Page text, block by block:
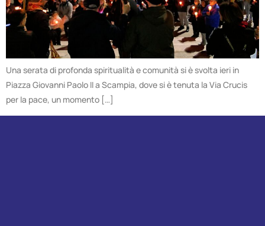
Una serata di profonda spiritualità e comunità si è svolta ieri in
Piazza Giovanni Paolo II a Scampia, dove si è tenuta la Via Crucis
per la pace, un momento […]